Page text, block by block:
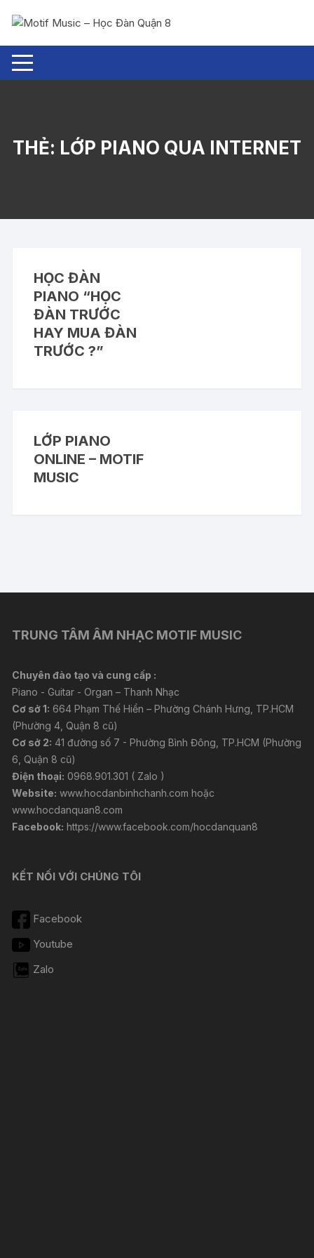
dung
THẺ: LỚP PIANO QUA INTERNET
HỌC ĐÀN
PIANO “HỌC
ĐÀN TRƯỚC
HAY MUA ĐÀN
TRƯỚC ?”
LỚP PIANO
ONLINE – MOTIF
MUSIC
TRUNG TÂM ÂM NHẠC MOTIF MUSIC
Chuyên đào tạo và cung cấp :
Piano - Guitar - Organ – Thanh Nhạc
Cơ sở 1: 664 Phạm Thế Hiển – Phường Chánh Hưng, TP.HCM
(Phường 4, Quận 8 cũ)
Cơ sở 2: 41 đường số 7 - Phường Bình Đông, TP.HCM (Phường
6, Quận 8 cũ)
Điện thoại: 0968.901.301 ( Zalo )
Website: www.hocdanbinhchanh.com hoặc
www.hocdanquan8.com
Facebook: https://www.facebook.com/hocdanquan8
KẾT NỐI VỚI CHÚNG TÔI
Facebook
Youtube
Zalo